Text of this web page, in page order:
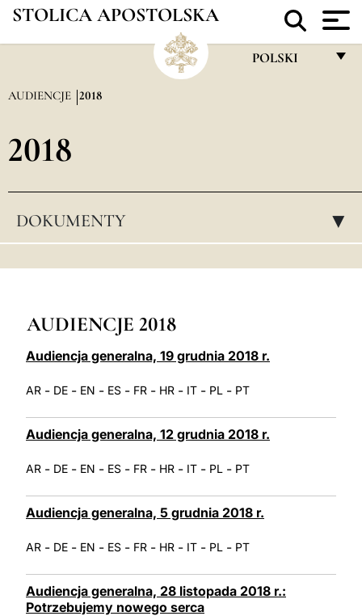
STOLICA APOSTOLSKA
POLSKI
DEUTSCH
AUDIENCJE 2018
2018
DOKUMENTY ▸
AUDIENCJE 2018
Audiencja generalna, 19 grudnia 2018 r.
AR - DE - EN - ES - FR - HR - IT - PL - PT
Audiencja generalna, 12 grudnia 2018 r.
AR - DE - EN - ES - FR - HR - IT - PL - PT
Audiencja generalna, 5 grudnia 2018 r.
AR - DE - EN - ES - FR - HR - IT - PL - PT
Audiencja generalna, 28 listopada 2018 r.:
Potrzebujemy nowego serca